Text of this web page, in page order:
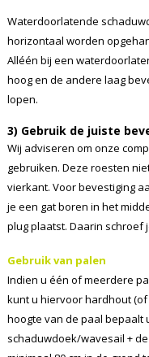
Waterdoorlatende
horizontaal worden
Alléén bij een
hoog en de andere laag
lopen.
3) Gebruik de juiste
Wij adviseren om onze
gebruiken. Deze roesten
vierkant. Voor bevestiging
je een gat boren in het
plug plaatst. Daarin schroef
Gebruik van palen
Indien u één of meerdere
kunt u hiervoor hardhout
hoogte van de paal bepaalt
schaduwdoek/wavesail +